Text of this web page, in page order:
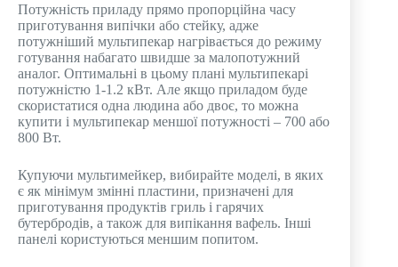
Потужність приладу прямо пропорційна часу
приготування випічки або стейку, адже
потужніший мультипекар нагрівається до режиму
готування набагато швидше за малопотужний
аналог. Оптимальні в цьому плані мультипекарі
потужністю 1-1.2 кВт. Але якщо приладом буде
скористатися одна людина або двоє, то можна
купити і мультипекар меншої потужності – 700 або
800 Вт.
Купуючи мультимейкер, вибирайте моделі, в яких
є як мінімум змінні пластини, призначені для
приготування продуктів гриль і гарячих
бутербродів, а також для випікання вафель. Інші
панелі користуються меншим попитом.